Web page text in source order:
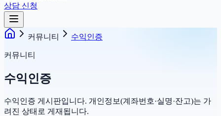
상담 신청
커뮤니티 수익인증
커뮤니티
수익인증
수익인증 게시판입니다. 개인정보(계좌번호·실명·잔고)는 가
려진 상태로 게재됩니다.